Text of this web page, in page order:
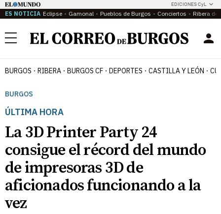
EDICIONES CyL
ES NOTICIA Eclipse Gamonal Pueblos de Burgos Conciertos Ribera del
Menú
BURGOS RIBERA BURGOS CF DEPORTES CASTILLA Y LEÓN
BURGOS
ÚLTIMA HORA
La 3D Printer Party 24
consigue el récord del mundo
de impresoras 3D de
aficionados funcionando a la
vez